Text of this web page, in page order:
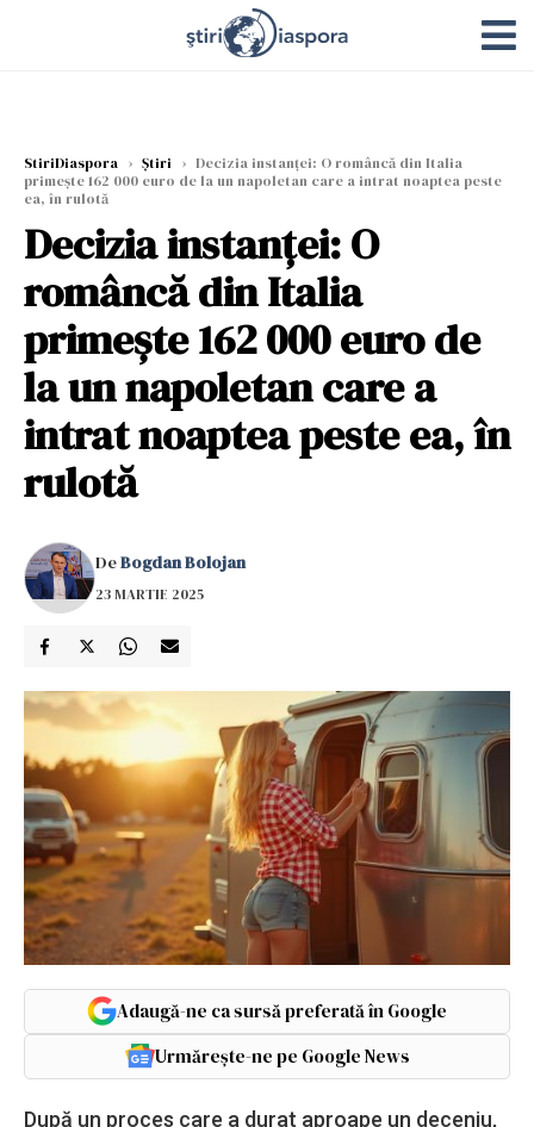
StiriDiaspora › Știri › Decizia instanței: O româncă din Italia
primește 162 000 euro de la un napoletan care a intrat noaptea peste
ea, în rulotă
Decizia instanței: O
româncă din Italia
primește 162 000 euro de
la un napoletan care a
intrat noaptea peste ea, în
rulotă
DeBogdan Bolojan
23 MARTIE 2025
Adaugă-ne ca sursă preferată în Google
Urmărește-ne pe Google News
După un proces care a durat aproape un deceniu,